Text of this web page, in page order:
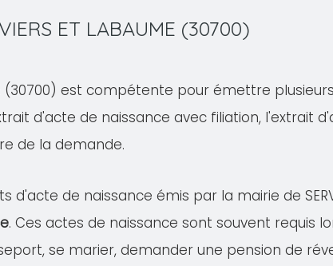
ET LABAUME (30700)
(30700) est compétente pour émettre
d'acte de naissance avec filiation, l'extrait
de la demande.
de naissance émis par la mairie de
. Ces actes de naissance sont souvent requis
se marier, demander une pension de